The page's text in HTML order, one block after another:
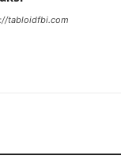
tabloidfbi.com